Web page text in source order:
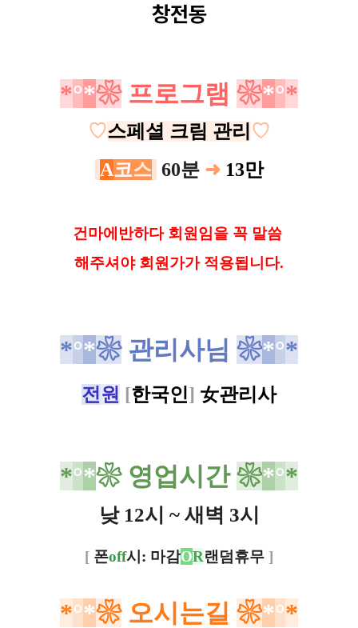
창전동
*°*❀ 프로그램 ❀*°*
♡스페셜 크림 관리 ♡
A코스 60분 ➜ 13만
건마에반하다 회원임을 꼭 말씀
해 주셔야 회원가가 적용됩니다.
*°*❀관리사님 ❀*°*
전원 [한국인] 女관리사
*°*❀ 영업시간 ❀*°*
낮 12시 ~ 새벽 3시
[ 폰off시: 마감OR랜덤휴무 ]
*°*❀오시는길 ❀*°*